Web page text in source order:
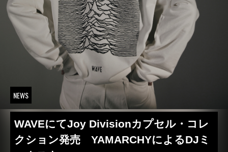
NEWS
WAVEにてJoy Divisionカプセル・コレ
クション発売 YAMARCHYによるDJミ